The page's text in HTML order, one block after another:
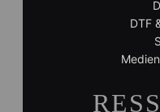
DTF